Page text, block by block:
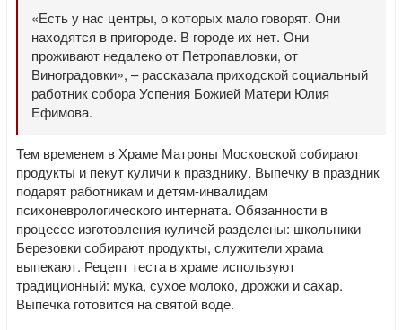
«Есть у нас центры, о которых мало говорят. Они
находятся в пригороде. В городе их нет. Они
проживают недалеко от Петропавловки, от
Виноградовки», – рассказала приходской социальный
работник собора Успения Божией Матери Юлия
Ефимова.
Тем временем в Храме Матроны Московской собирают
продукты и пекут куличи к празднику. Выпечку в праздник
подарят работникам и детям-инвалидам
психоневрологического интерната. Обязанности в
процессе изготовления куличей разделены: школьники
Березовки собирают продукты, служители храма
выпекают. Рецепт теста в храме используют
традиционный: мука, сухое молоко, дрожжи и сахар.
Выпечка готовится на святой воде.